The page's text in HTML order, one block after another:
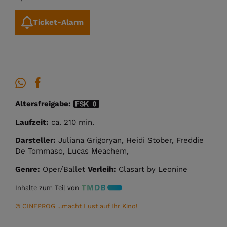
Ticket-Alarm
Altersfreigabe:
Laufzeit: ca. 210 min.
Darsteller: Juliana Grigoryan, Heidi Stober, Freddie
De Tommaso, Lucas Meachem,
Genre: Oper/Ballet Verleih: Clasart by Leonine
Inhalte zum Teil von
© CINEPROG ...macht Lust auf Ihr Kino!